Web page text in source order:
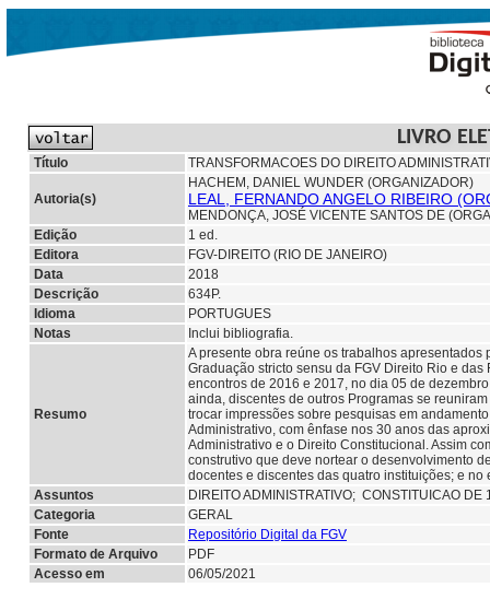
LIVRO
Título TRANSFORMACOES DO DIREITO
Autoria(s)
HACHEM, DANIEL WUNDER (ORGANIZADOR)
LEAL, FERNANDO ANGELO RIBEIRO
MENDONÇA, JOSÉ VICENTE SANTOS DE
Edição
1 ed.
Editora
FGV-DIREITO (RIO DE JANEIRO)
Data
2018
Descrição
634P.
Idioma
PORTUGUES
Notas
Inclui bibliografia.
Resumo
A presente obra reúne os trabalhos apresentados
Graduação stricto sensu da FGV Direito Rio e
encontros de 2016 e 2017, no dia 05 de
ainda, discentes de outros Programas se
trocar impressões sobre pesquisas em
Administrativo, com ênfase nos 30 anos das
Administrativo e o Direito Constitucional. Assim
construtivo que deve nortear o desenvolvimento
docentes e discentes das quatro instituições; e
Assuntos
DIREITO ADMINISTRATIVO; CONSTITUICAO DE
Categoria
GERAL
Fonte
Repositório Digital da FGV
Formato de Arquivo
PDF
Acesso em
06/05/2021